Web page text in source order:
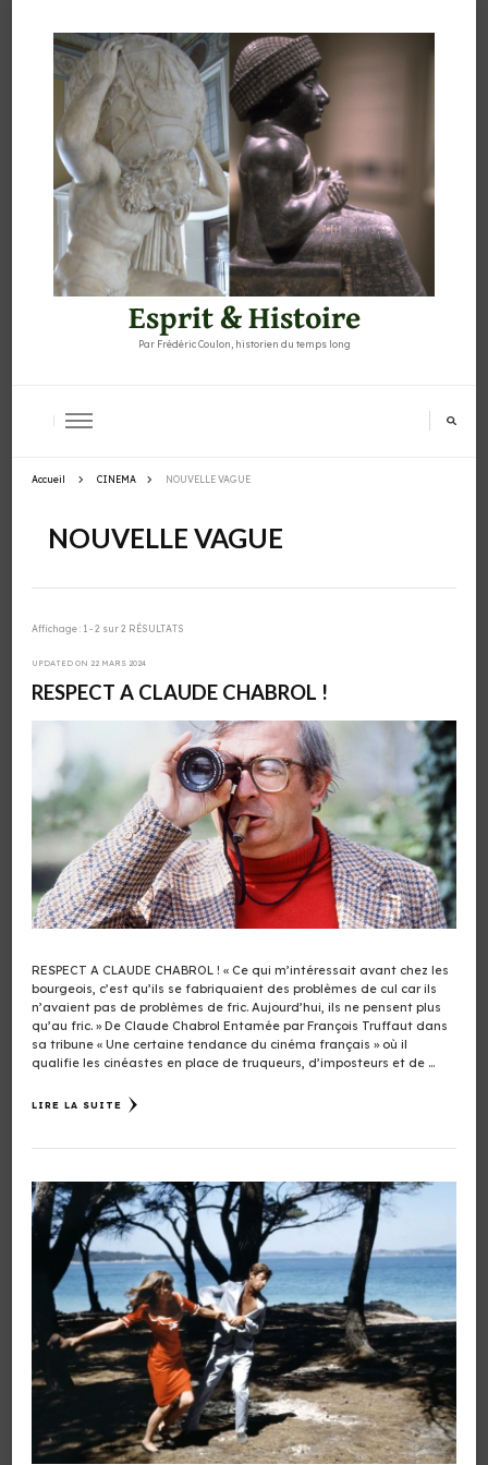
Esprit & Histoire
Par Frédéric Coulon, historien du temps long
Accueil CINEMA NOUVELLE VAGUE
NOUVELLE VAGUE
Affichage : 1 - 2 sur 2 RÉSULTATS
UPDATED ON 22 MARS 2024
RESPECT A CLAUDE CHABROL !
RESPECT A CLAUDE CHABROL ! « Ce qui m’intéressait avant chez les
bourgeois, c’est qu’ils se fabriquaient des problèmes de cul car ils
n’avaient pas de problèmes de fric. Aujourd’hui, ils ne pensent plus
qu’au fric. » De Claude Chabrol Entamée par François Truffaut dans
sa tribune « Une certaine tendance du cinéma français » où il
qualifie les cinéastes en place de truqueurs, d’imposteurs et de …
LIRE LA SUITE